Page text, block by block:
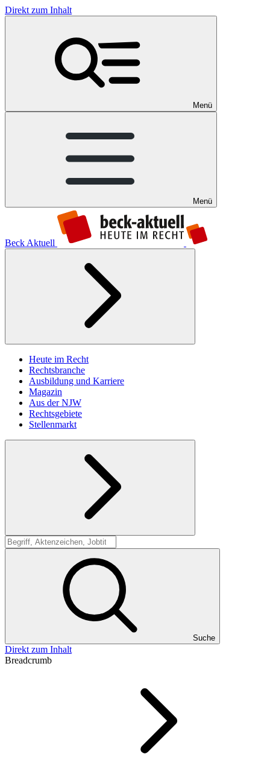
Direkt zum Inhalt
Menü
Menü
Beck Aktuell
Heute im Recht
Rechtsbranche
Ausbildung und Karriere
Magazin
Aus der NJW
Rechtsgebiete
Stellenmarkt
Suche
Suche
Direkt zum Inhalt
Breadcrumb